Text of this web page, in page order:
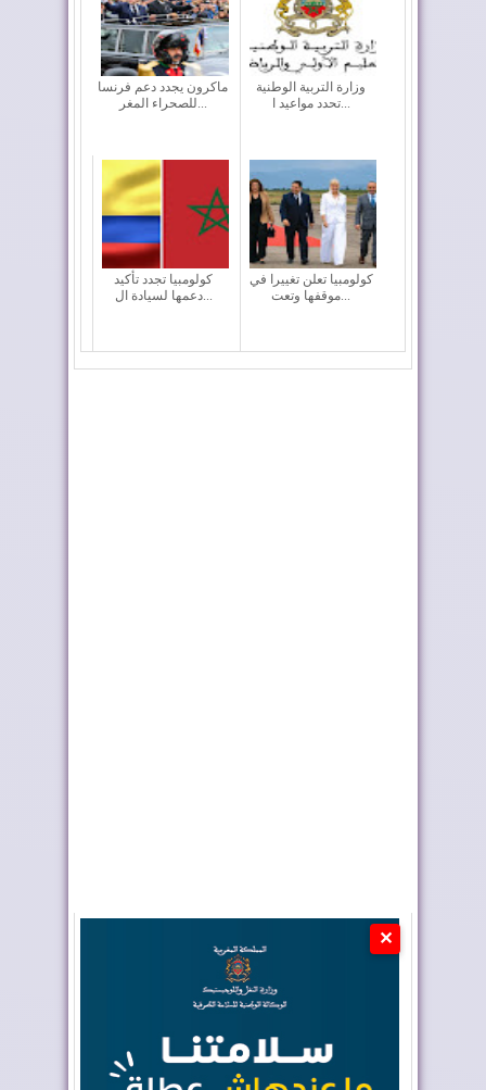
ماكرون يجدد دعم فرنسا
للصحراء المغر...
وزارة التربية الوطنية
تحدد مواعيد ا...
كولومبيا تجدد تأكيد
دعمها لسيادة ال...
كولومبيا تعلن تغييرا في
موقفها وتعت...
✕